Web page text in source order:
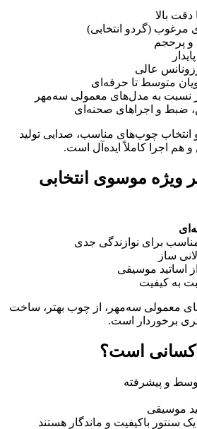
بالا
مرغوب (گردو انتخابی)
پرحجم
عالی
متوسط تا حرفه‌ای
نسبت به مدل‌های معمولی سه‌مهر
ضبط و اجراهای صحنه‌ای
انتخاب چوب‌های مناسب، صدایی تولید
هم اجرا کاملاً ایده‌آل است.
ویژه موسوی انتخابی
برای نوازندگی جدی
ساز
اساتید موسیقی
به کیفیت
معمولی سه‌مهر، از چوب بهتر، ساخت
برخوردار است.
کسانی است؟
و پیشرفته
موسیقی
سنتور باکیفیت و ماندگار هستند